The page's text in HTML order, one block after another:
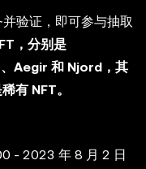
验证，即可参与抽取
，分别是
Aegir 和 Njord，其
有 NFT。
- 2023 年 8 月 2 日